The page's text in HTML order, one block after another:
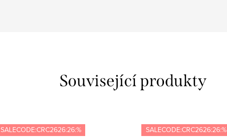
Související produkty
SALECODE:CRC2626:26:% SALECODE:CRC2626:26:%